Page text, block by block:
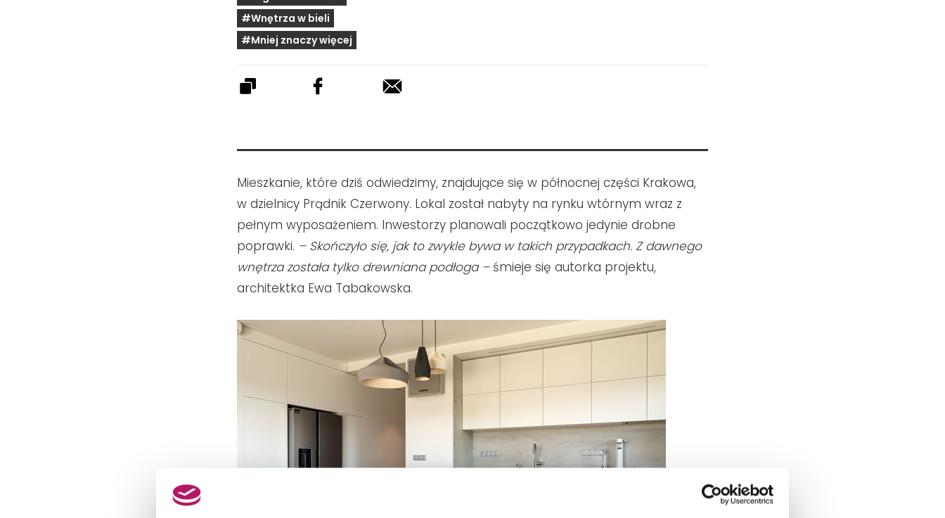
Mieszkanie, które dziś odwiedzimy, znajdujące się w północnej części Krakowa,
w dzielnicy Prądnik Czerwony. Lokal został nabyty na rynku wtórnym wraz z
pełnym wyposażeniem. Inwestorzy planowali początkowo jedynie drobne
poprawki. – Skończyło się, jak to zwykle bywa w takich przypadkach. Z dawnego
wnętrza została tylko drewniana podłoga –śmieje się autorka projektu,
architektka Ewa Tabakowska.
#Wnętrza w bieli
#Mniej znaczy więcej